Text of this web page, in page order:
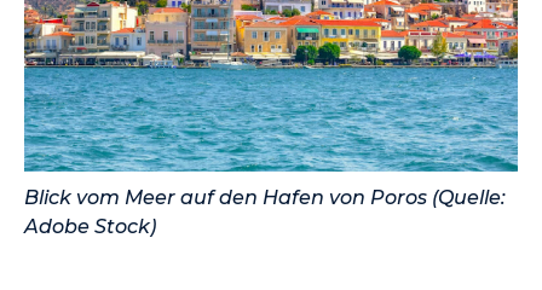
Blick vom Meer auf den Hafen von Poros (Quelle:
Adobe Stock)